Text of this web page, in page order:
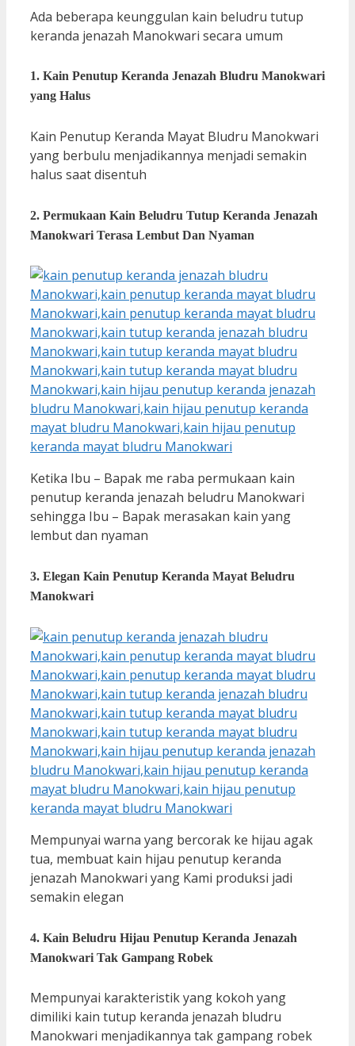
Ada beberapa keunggulan kain beludru tutup
keranda jenazah Manokwari secara umum
1. Kain Penutup Keranda Jenazah Bludru Manokwari
yang Halus
Kain Penutup Keranda Mayat Bludru Manokwari
yang berbulu menjadikannya menjadi semakin
halus saat disentuh
2. Permukaan Kain Beludru Tutup Keranda Jenazah
Manokwari Terasa Lembut Dan Nyaman
Ketika Ibu – Bapak me raba permukaan kain
penutup keranda jenazah beludru Manokwari
sehingga Ibu – Bapak merasakan kain yang
lembut dan nyaman
3. Elegan Kain Penutup Keranda Mayat Beludru
Manokwari
Mempunyai warna yang bercorak ke hijau agak
tua, membuat kain hijau penutup keranda
jenazah Manokwari yang Kami produksi jadi
semakin elegan
4. Kain Beludru Hijau Penutup Keranda Jenazah
Manokwari Tak Gampang Robek
Mempunyai karakteristik yang kokoh yang
dimiliki kain tutup keranda jenazah bludru
Manokwari menjadikannya tak gampang robek